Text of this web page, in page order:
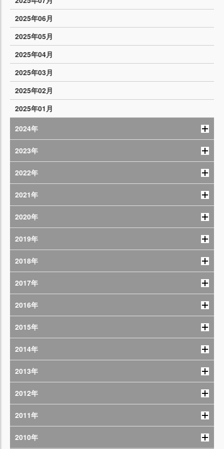
2025年06月
2025年05月
2025年04月
2025年03月
2025年02月
2025年01月
2024年
2023年
2022年
2021年
2020年
2019年
2018年
2017年
2016年
2015年
2014年
2013年
2012年
2011年
2010年